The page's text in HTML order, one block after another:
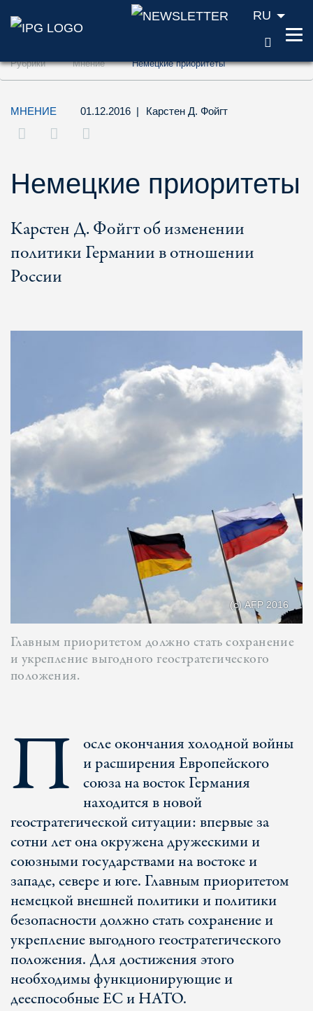
Перейти к содержанию (ключ доступа
Перейти к поиску (ключ доступа '2')
Перейти к навигации (ключ доступа '3')
RU
Рубрики Мнение Немецкие приоритеты
МНЕНИЕ 01.12.2016 | Карстен Д. Фойгт
Немецкие приоритеты
Карстен Д. Фойгт об изменении
политики Германии в отношении
России
(с) AFP 2016
Главным приоритетом должно стать сохранение
и укрепление выгодного геостратегического
положения.
П осле окончания холодной войны
и расширения Европейского
союза на восток Германия
находится в новой
геостратегической ситуации: впервые за
сотни лет она окружена дружескими и
союзными государствами на востоке и
западе, севере и юге. Главным приоритетом
немецкой внешней политики и политики
безопасности должно стать сохранение и
укрепление выгодного геостратегического
положения. Для достижения этого
необходимы функционирующие и
дееспособные ЕС и НАТО.